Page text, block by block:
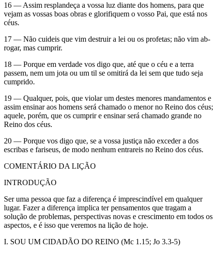
16 — Assim resplandeça a vossa luz diante dos homens, para que
vejam as vossas boas obras e glorifiquem o vosso Pai, que está nos
céus.
17 — Não cuideis que vim destruir a lei ou os profetas; não vim ab-
rogar, mas cumprir.
18 — Porque em verdade vos digo que, até que o céu e a terra
passem, nem um jota ou um til se omitirá da lei sem que tudo seja
cumprido.
19 — Qualquer, pois, que violar um destes menores mandamentos e
assim ensinar aos homens será chamado o menor no Reino dos céus;
aquele, porém, que os cumprir e ensinar será chamado grande no
Reino dos céus.
20 — Porque vos digo que, se a vossa justiça não exceder a dos
escribas e fariseus, de modo nenhum entrareis no Reino dos céus.
COMENTÁRIO DA LIÇÃO
INTRODUÇÃO
Ser uma pessoa que faz a diferença é imprescindível em qualquer
lugar. Fazer a diferença implica ter pensamentos que tragam a
solução de problemas, perspectivas novas e crescimento em todos os
aspectos, e é isso que veremos na lição de hoje.
I. SOU UM CIDADÃO DO REINO (Mc 1.15; Jo 3.3-5)